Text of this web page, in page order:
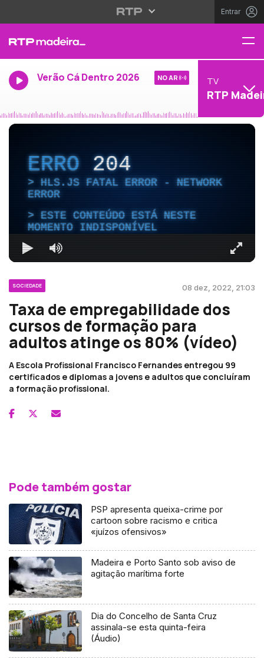
Entrar
Verão Cá Dentro 2026 NO AR TV
RTP
ERRO204
HLS.JS FATAL ERROR - NETWORK
ERROR
ESTE CONTEÚDO ESTÁ NESTE
MOMENTO INDISPONÍVEL
SOCIEDADE 08 dez, 2022, 21:03
Taxa de empregabilidade dos
cursos de formação para
adultos atinge os 80% (vídeo)
A Escola Profissional Francisco Fernandes entregou 99
certificados e diplomas a jovens e adultos que concluíram
a formação profissional.
Pode também gostar
PSP apresenta queixa-crime por
cartoon sobre racismo e critica
«juízos ofensivos»
Madeira e Porto Santo sob aviso de
agitação marítima forte
Dia do Concelho de Santa Cruz
assinala-se esta quinta-feira
(Áudio)